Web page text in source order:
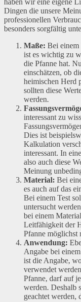
Dingen die unsere
professionellen
besonders sorgfältig
Maße: Bei einem
ist es wichtig zu
die Pfanne hat.
einschätzen, ob
heimischen Herd
sollten diese
werden.
interessant zu
Dies ist
Kalkulation
interessant. In
also auch diese
Meinung
Material: Bei
es auch auf das
Bei einem Test
untersucht
bei einem
Leitfähigkeit der
Pfanne möglichst
Anwendung:
Angabe bei
ist die Angabe,
verwendet
Pfanne, darf auf
werden. Deshalb
geachtet werden,